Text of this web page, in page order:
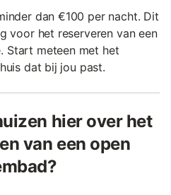
dan €100 per nacht. Dit
voor het reserveren van een
Start meteen met het
dat bij jou past.
hier over het
van een open